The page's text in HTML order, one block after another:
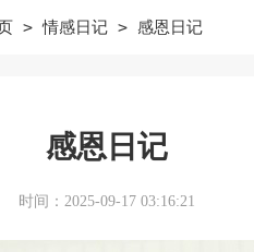
> 情感日记 > 感恩日记
感恩日记
时间：2025-09-17 03:16:21